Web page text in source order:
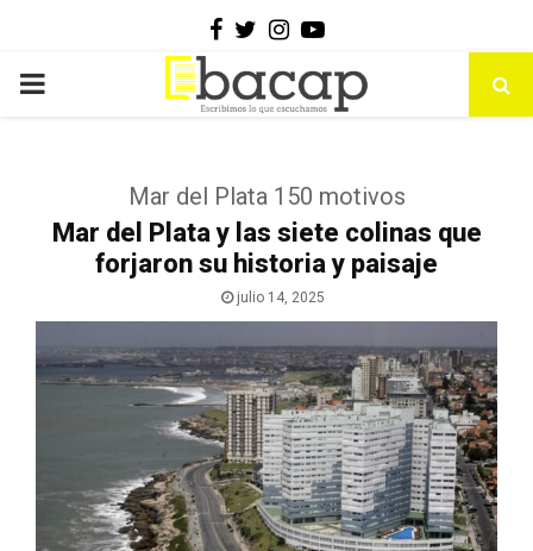
Facebook
Twitter
Instagram
Youtube
PRIMARY
Mar del Plata 150 motivos
Mar del Plata y las siete colinas que
forjaron su historia y paisaje
julio 14, 2025